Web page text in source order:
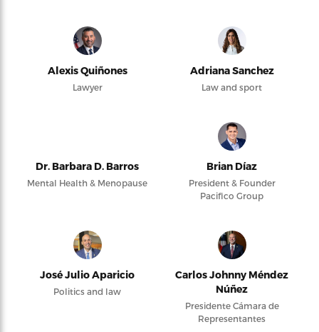
Alexis Quiñones
Lawyer
Adriana Sanchez
Law and sport
Dr. Barbara D. Barros
Mental Health & Menopause
Brian Díaz
President & Founder
Pacifico Group
José Julio Aparicio
Politics and law
Carlos Johnny Méndez
Núñez
Presidente Cámara de
Representantes